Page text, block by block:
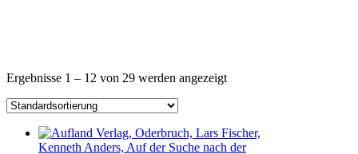
Ergebnisse 1 – 12 von 29 werden angezeigt